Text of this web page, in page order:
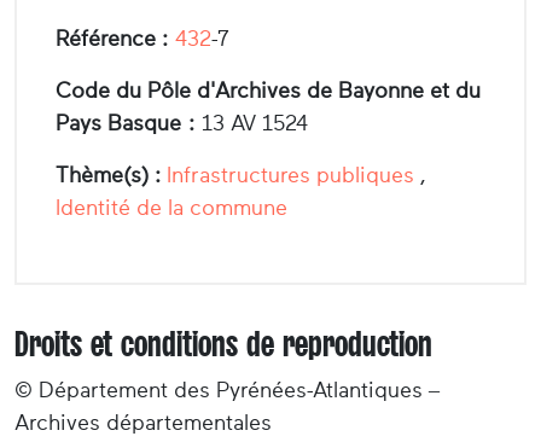
Référence : 432-7
Code du Pôle d'Archives de Bayonne et du
Pays Basque : 13 AV 1524
Thème(s) : Infrastructures publiques ,
Identité de la commune
Droits et conditions de reproduction
© Département des Pyrénées-Atlantiques –
Archives départementales